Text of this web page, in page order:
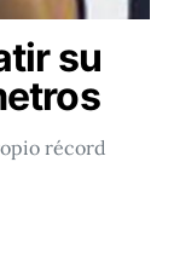
su
récord